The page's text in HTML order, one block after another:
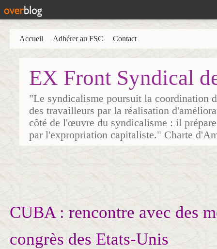
EX Front Syndical
"Le syndicalisme poursuit la coordination
des travailleurs par la réalisation
côté de l'œuvre du syndicalisme : il
par l'expropriation capitaliste." Charte
Accueil Adhérer au FSC Contact
CUBA : rencontre avec des
congrès des Etats-Unis